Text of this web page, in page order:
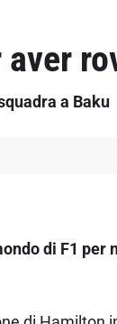
a Baku
di F1 per